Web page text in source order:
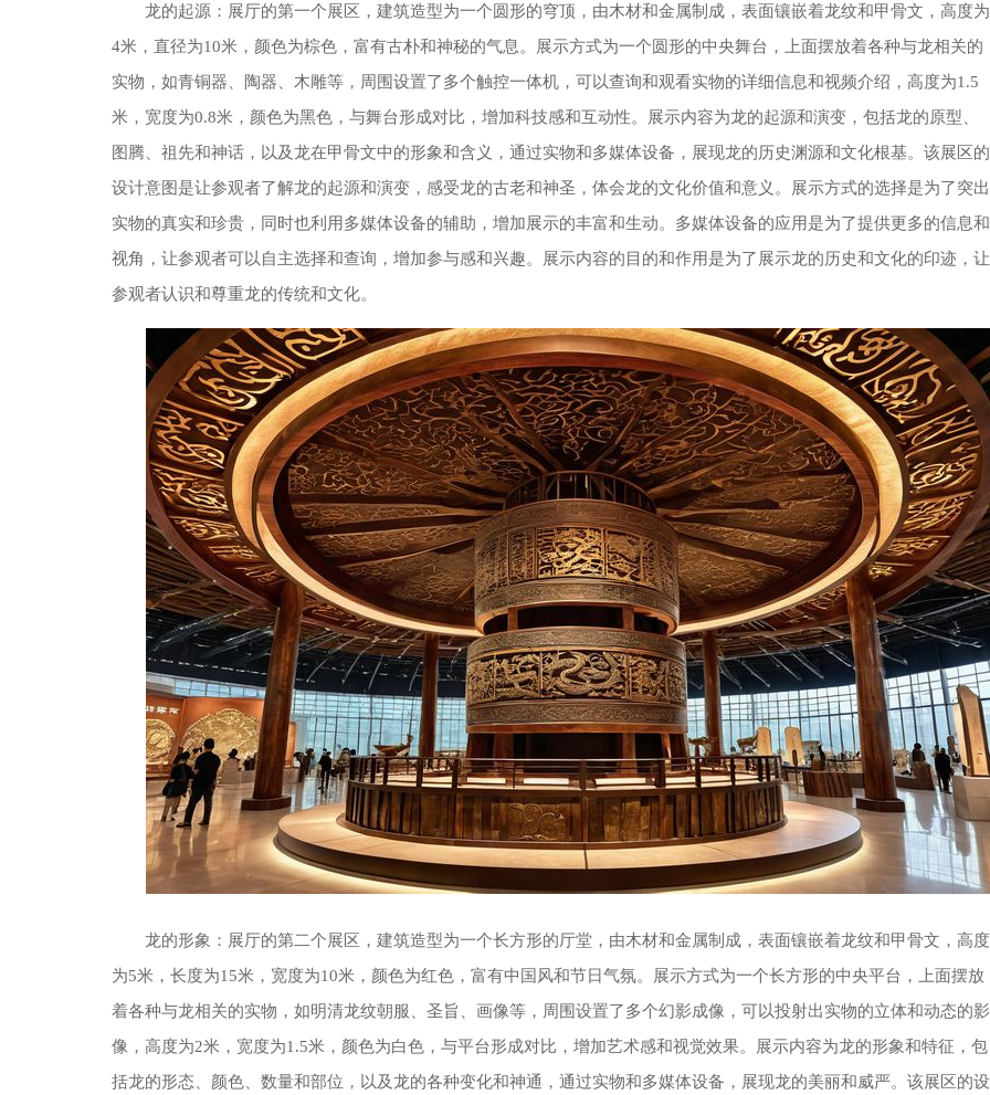
龙的起源：展厅的第一个展区，建筑造型为一个圆形的穹顶，由木材和金属制成，表面镶嵌着龙纹和甲骨文，高度为
4米，直径为10米，颜色为棕色，富有古朴和神秘的气息。展示方式为一个圆形的中央舞台，上面摆放着各种与龙相关的
实物，如青铜器、陶器、木雕等，周围设置了多个触控一体机，可以查询和观看实物的详细信息和视频介绍，高度为1.5
米，宽度为0.8米，颜色为黑色，与舞台形成对比，增加科技感和互动性。展示内容为龙的起源和演变，包括龙的原型、
图腾、祖先和神话，以及龙在甲骨文中的形象和含义，通过实物和多媒体设备，展现龙的历史渊源和文化根基。该展区的
设计意图是让参观者了解龙的起源和演变，感受龙的古老和神圣，体会龙的文化价值和意义。展示方式的选择是为了突出
实物的真实和珍贵，同时也利用多媒体设备的辅助，增加展示的丰富和生动。多媒体设备的应用是为了提供更多的信息和
视角，让参观者可以自主选择和查询，增加参与感和兴趣。展示内容的目的和作用是为了展示龙的历史和文化的印迹，让
参观者认识和尊重龙的传统和文化。
龙的形象：展厅的第二个展区，建筑造型为一个长方形的厅堂，由木材和金属制成，表面镶嵌着龙纹和甲骨文，高度
为5米，长度为15米，宽度为10米，颜色为红色，富有中国风和节日气氛。展示方式为一个长方形的中央平台，上面摆放
着各种与龙相关的实物，如明清龙纹朝服、圣旨、画像等，周围设置了多个幻影成像，可以投射出实物的立体和动态的影
像，高度为2米，宽度为1.5米，颜色为白色，与平台形成对比，增加艺术感和视觉效果。展示内容为龙的形象和特征，包
括龙的形态、颜色、数量和部位，以及龙的各种变化和神通，通过实物和多媒体设备，展现龙的美丽和威严。该展区的设